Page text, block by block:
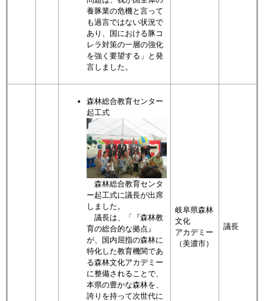
養豚業の危機と言って
も過言ではない状況で
あり、国における豚コ
レラ対策の一層の強化
を強く要望する」と発
言しました。
森林総合教育センター
起工式
森林総合教育センタ
ー起工式に議長が出席
しました。
議長は、「『森林教
育の総合的な拠点』
が、国内屈指の森林に
特化した教育機関であ
る森林文化アカデミー
に整備されることで、
本県の豊かな森林を、
誇りを持って次世代に
岐阜県森林
文化
アカデミー
（美濃市）
議長